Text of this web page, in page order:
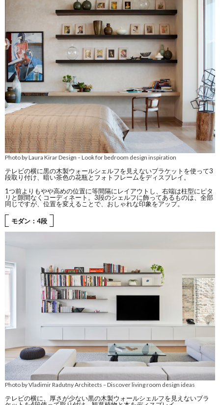
Photo by Laura Kirar Design –Look for bedroom design inspiration
テレビの横に黒の木製ウォールシェルフを見えないブラケットを使って3
段取り付け、暗い茶色の花瓶とフォトフレームをディスプレイ。
1つ前よりもやや高めの位置に等間隔にレイアウトし、右端は柱型にピタ
リと隙間なくコーディネート。3段のシェルフに飾ってあるものは、全部
同じですが、位置を変えることで、おしゃれな印象をアップ。
モダン：4段
Photo by Vladimir Radutny Architects –Discover living room design ideas
テレビの横に、厚さが少ない黒の木製ウォールシェルフを見えないブラ